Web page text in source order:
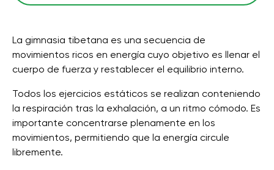
La gimnasia tibetana es una secuencia de
movimientos ricos en energía cuyo objetivo es llenar el
cuerpo de fuerza y ​​restablecer el equilibrio interno.
Todos los ejercicios estáticos se realizan conteniendo
la respiración tras la exhalación, a un ritmo cómodo. Es
importante concentrarse plenamente en los
movimientos, permitiendo que la energía circule
libremente.